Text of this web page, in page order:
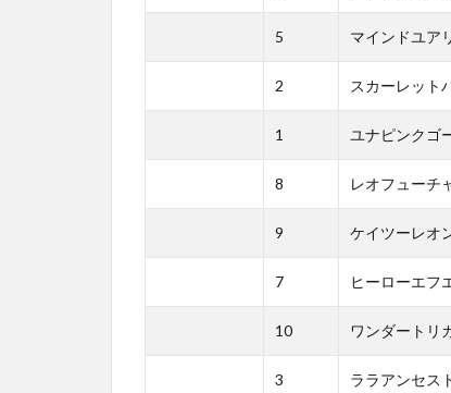
5 マインドユア
2 スカーレット
1 ユナピンクゴ
8 レオフューチ
9 ケイツーレオ
7 ヒーローエフ
10 ワンダートリ
3 ララアンセス